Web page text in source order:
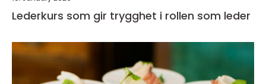
Lederkurs som gir trygghet i rollen som leder